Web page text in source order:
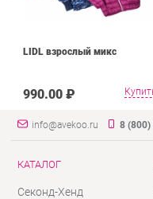
LIDL взрослый микс
990.00 ₽
info@avekoo.ru 8
КАТАЛОГ
Секонд-Хенд